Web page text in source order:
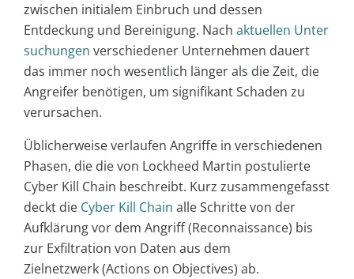
zwischen initialem Einbruch und dessen
Entdeckung und Bereinigung. Nach aktuellen Unter
suchungen verschiedener Unternehmen dauert
das immer noch wesentlich länger als die Zeit, die
Angreifer benötigen, um signifikant Schaden zu
verursachen.
Üblicherweise verlaufen Angriffe in verschiedenen
Phasen, die die von Lockheed Martin postulierte
Cyber Kill Chain beschreibt. Kurz zusammengefasst
deckt die Cyber Kill Chain alle Schritte von der
Aufklärung vor dem Angriff (Reconnaissance) bis
zur Exfiltration von Daten aus dem
Zielnetzwerk (Actions on Objectives) ab.